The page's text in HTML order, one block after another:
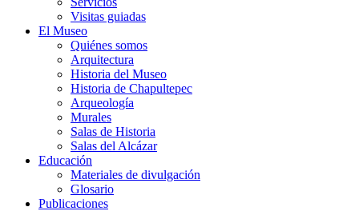
Visitas guiadas
El Museo
Quiénes somos
Arquitectura
Historia del Museo
Historia de Chapultepec
Arqueología
Murales
Salas de Historia
Salas del Alcázar
Educación
Materiales de divulgación
Glosario
Publicaciones